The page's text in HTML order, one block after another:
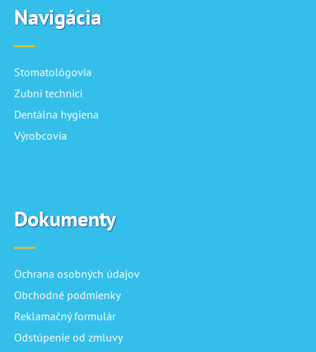
Navigácia
Stomatológovia
Zubní technici
Dentálna hygiena
Výrobcovia
Dokumenty
Ochrana osobných údajov
Obchodné podmienky
Reklamačný formulár
Odstúpenie od zmluvy